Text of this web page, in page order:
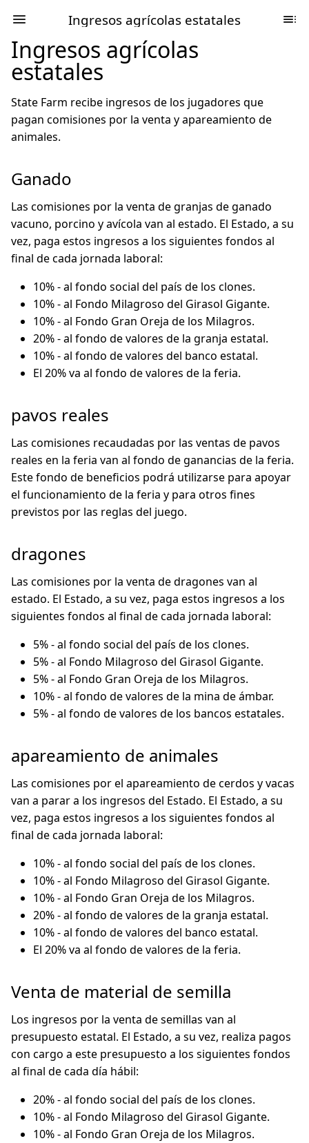
Ingresos agrícolas estatales
Ingresos agrícolas
estatales
State Farm recibe ingresos de los jugadores que
pagan comisiones por la venta y apareamiento de
animales.
Ganado
Las comisiones por la venta de granjas de ganado
vacuno, porcino y avícola van al estado. El Estado, a su
vez, paga estos ingresos a los siguientes fondos al
final de cada jornada laboral:
10% - al fondo social del país de los clones.
10% - al Fondo Milagroso del Girasol Gigante.
10% - al Fondo Gran Oreja de los Milagros.
20% - al fondo de valores de la granja estatal.
10% - al fondo de valores del banco estatal.
El 20% va al fondo de valores de la feria.
pavos reales
Las comisiones recaudadas por las ventas de pavos
reales en la feria van al fondo de ganancias de la feria.
Este fondo de beneficios podrá utilizarse para apoyar
el funcionamiento de la feria y para otros fines
previstos por las reglas del juego.
dragones
Las comisiones por la venta de dragones van al
estado. El Estado, a su vez, paga estos ingresos a los
siguientes fondos al final de cada jornada laboral:
5% - al fondo social del país de los clones.
5% - al Fondo Milagroso del Girasol Gigante.
5% - al Fondo Gran Oreja de los Milagros.
10% - al fondo de valores de la mina de ámbar.
5% - al fondo de valores de los bancos estatales.
apareamiento de animales
Las comisiones por el apareamiento de cerdos y vacas
van a parar a los ingresos del Estado. El Estado, a su
vez, paga estos ingresos a los siguientes fondos al
final de cada jornada laboral:
10% - al fondo social del país de los clones.
10% - al Fondo Milagroso del Girasol Gigante.
10% - al Fondo Gran Oreja de los Milagros.
20% - al fondo de valores de la granja estatal.
10% - al fondo de valores del banco estatal.
El 20% va al fondo de valores de la feria.
Venta de material de semilla
Los ingresos por la venta de semillas van al
presupuesto estatal. El Estado, a su vez, realiza pagos
con cargo a este presupuesto a los siguientes fondos
al final de cada día hábil:
20% - al fondo social del país de los clones.
10% - al Fondo Milagroso del Girasol Gigante.
10% - al Fondo Gran Oreja de los Milagros.